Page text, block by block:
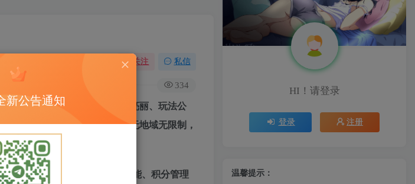
关注 私信
334
一整套推出全新的模式。画面亮丽、玩法公
业的斗牛社交软件，无空间无地域无限制，
台为修复版，增加基金充值功能、积分管理
HI！请登录
登录 注册
温馨提示：
新公告通知